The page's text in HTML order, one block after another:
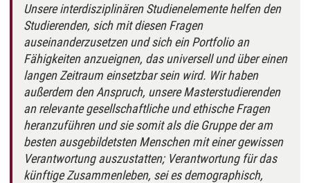
Unsere interdisziplinären Studienelemente helfen den
Studierenden, sich mit diesen Fragen
auseinanderzusetzen und sich ein Portfolio an
Fähigkeiten anzueignen, das universell und über einen
langen Zeitraum einsetzbar sein wird. Wir haben
außerdem den Anspruch, unsere Masterstudierenden
an relevante gesellschaftliche und ethische Fragen
heranzuführen und sie somit als die Gruppe der am
besten ausgebildetsten Menschen mit einer gewissen
Verantwortung auszustatten; Verantwortung für das
künftige Zusammenleben, sei es demographisch,